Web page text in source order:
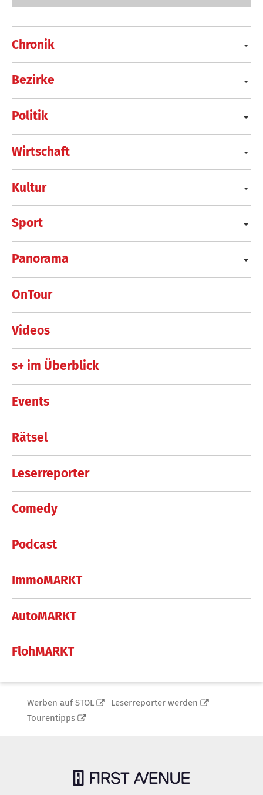
Chronik
Bezirke
Politik
Wirtschaft
Kultur
Sport
Panorama
OnTour
Videos
s+ im Überblick
Events
Rätsel
Leserreporter
Comedy
Podcast
ImmoMARKT
AutoMARKT
FlohMARKT
Werben auf STOL
Leserreporter werden
Tourentipps